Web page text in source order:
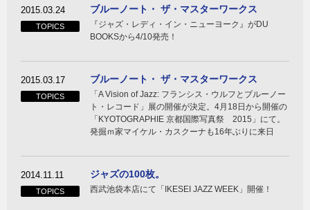
2015.03.24
TOPICS
ブルーノート・ ザ・マスターワークス
『ジャズ・レディ・イン・ニューヨーク』がDU
BOOKSから4/10発売！
2015.03.17
TOPICS
ブルーノート・ ザ・マスターワークス
「A Vision of Jazz: フランシス・ウルフとブルーノー
ト・レコード」展の開催が決定。4月18日から開催の
「KYOTOGRAPHIE 京都国際写真祭 2015」にて。
発掘ｍ家マイケル・カスクーナも16年ぶりに来日
2014.11.11
TOPICS
ジャズの100枚。
西武池袋本店にて「IKESEI JAZZ WEEK」開催！